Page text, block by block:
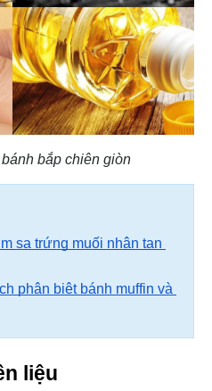
bắp chiên giòn
sa trứng muối nhân tan
phân biệt bánh muffin và
liệu